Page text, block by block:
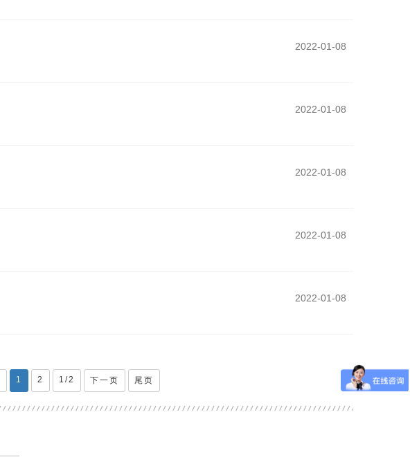
查看详情
2022-01-08
查看详情
2022-01-08
查看详情
2022-01-08
查看详情
2022-01-08
查看详情
2022-01-08
1 2 1/2 下一页 尾页